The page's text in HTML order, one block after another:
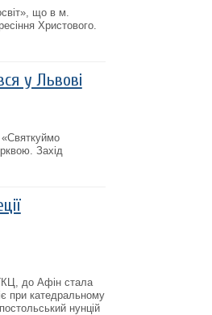
що в м.
Христового.
у Львові
Захід
до Афін стала
при катедральному
нунцій